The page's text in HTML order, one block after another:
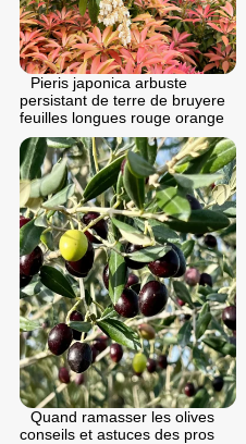
Pieris japonica arbuste
persistant de terre de bruyere
feuilles longues rouge orange
Quand ramasser les olives
conseils et astuces des pros